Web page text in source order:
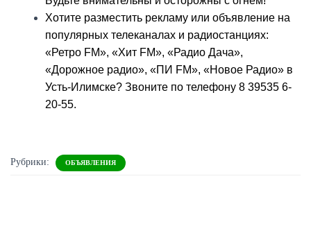
Хотите разместить рекламу или объявление на
популярных телеканалах и радиостанциях:
«Ретро FM», «Хит FM», «Радио Дача»,
«Дорожное радио», «ПИ FM», «Новое Радио» в
Усть-Илимске? Звоните по телефону 8 39535 6-
20-55.
Рубрики: ОБЪЯВЛЕНИЯ